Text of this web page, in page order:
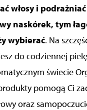
włosy i
naskórek, tym
wybierać. Na
do codziennej
świecie
pomogą Ci
oraz